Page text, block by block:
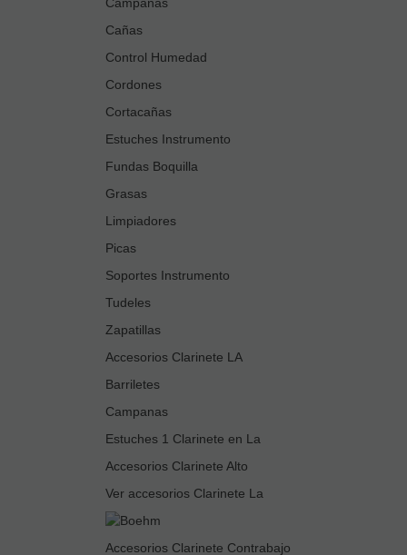
Cañas
Control Humedad
Cordones
Cortacañas
Estuches Instrumento
Fundas Boquilla
Grasas
Limpiadores
Picas
Soportes Instrumento
Tudeles
Zapatillas
Accesorios Clarinete LA
Barriletes
Campanas
Estuches 1 Clarinete en La
Accesorios Clarinete Alto
Ver accesorios Clarinete La
Accesorios Clarinete Contrabajo